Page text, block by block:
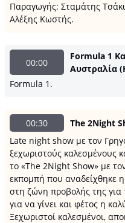
Παραγωγής: Σταμάτης
Αλέξης Κωστής.
00:00
Formula 1
Αυστραλία
Formula 1.
00:30
The 2Night
Late night show με τον
ξεχωριστούς καλεσμένους
το «The 2Night Show» με
εκπομπή που αναδείχθηκε
στη ζώνη προβολής της για
για να γίνει και φέτος η
Ξεχωριστοί καλεσμένοι,